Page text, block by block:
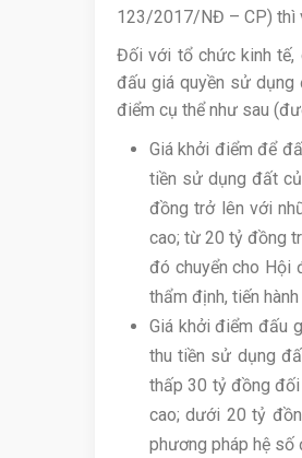
123/2017/NĐ – CP) thì
Đối với tổ chức kinh tế,
đấu giá quyền sử
điểm cụ thể như sau
Giá khởi điểm để
tiền sử dụng đất
đồng trở lên với
cao; từ 20 tỷ đồng
đó chuyển cho Hội
thẩm định, tiến
Giá khởi điểm đấu
thu tiền sử dụng
thấp 30 tỷ đồng
cao; dưới 20 tỷ
phương pháp hệ số